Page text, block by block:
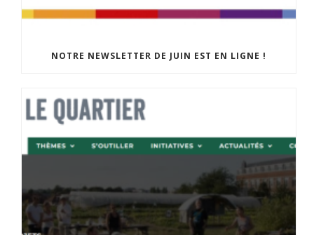
NOTRE NEWSLETTER DE JUIN EST EN LIGNE !